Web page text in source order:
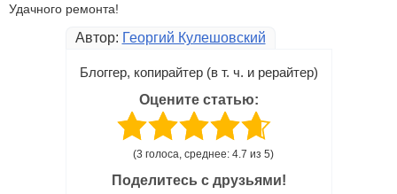
Удачного ремонта!
Автор: Георгий Кулешовский
Блоггер, копирайтер (в т. ч. и рерайтер)
Оцените статью:
(3 голоса, среднее: 4.7 из 5)
Поделитесь с друзьями!